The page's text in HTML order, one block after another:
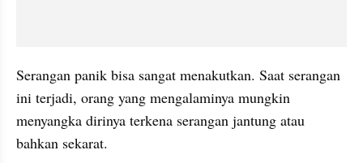
Serangan panik bisa sangat menakutkan. Saat serangan
ini terjadi, orang yang mengalaminya mungkin
menyangka dirinya terkena serangan jantung atau
bahkan sekarat.